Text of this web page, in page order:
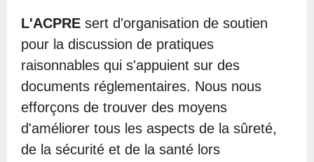
L'ACPRE sert d'organisation de soutien
pour la discussion de pratiques
raisonnables qui s'appuient sur des
documents réglementaires. Nous nous
efforçons de trouver des moyens
d'améliorer tous les aspects de la sûreté,
de la sécurité et de la santé lors